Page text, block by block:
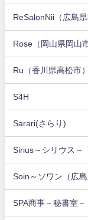
ReSalonNii（広島県
Rose（岡山県岡山
Ru（香川県高松市）
S4H
Sarari(さらり)
Sirius～シリウス～
Soin～ソワン（広島
SPA商事－秘書室－